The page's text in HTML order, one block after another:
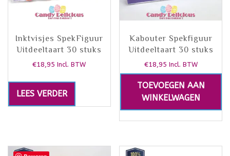
Inktvisjes SpekFiguur
Uitdeeltaart 30 stuks
€18,95 Incl. BTW
LEES VERDER
Kabouter Spekfiguur
Uitdeeltaart 30 stuks
€18,95 Incl. BTW
TOEVOEGEN AAN
WINKELWAGEN